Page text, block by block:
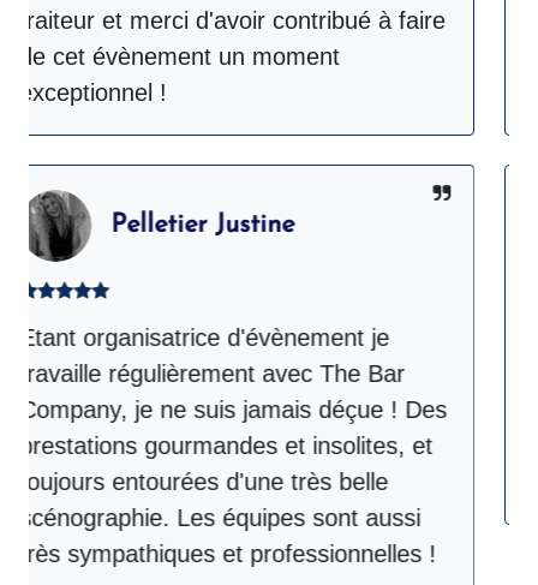
et merci d'avoir contribué à faire
cet évènement un moment
!
Pelletier Justine
organisatrice d'évènement je
régulièrement avec The Bar
je ne suis jamais déçue ! Des
gourmandes et insolites, et
entourées d'une très belle
Les équipes sont aussi
sympathiques et professionnelles !